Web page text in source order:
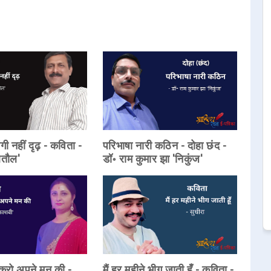
नहीं दृढ़ - कविता -
परिभाषा नारी कठिन - दोहा छंद -
डॉ॰ राम कुमार झा 'निकुंज'